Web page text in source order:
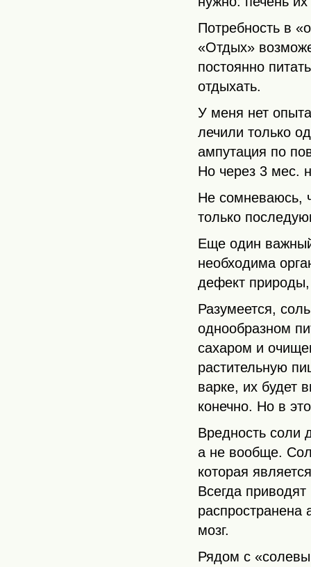
Потребность в
«Отдых»
постоянно
отдыхать.
У меня нет
лечили только
ампутация по
Но через 3 мес.
Не сомневаюсь,
только
Еще один
необходима
дефект
Разумеется,
однообразном
сахаром и
растительную
варке, их будет
конечно. Но в
Вредность соли
а не вообще.
которая
Всегда
распространена
мозг.
Рядом с